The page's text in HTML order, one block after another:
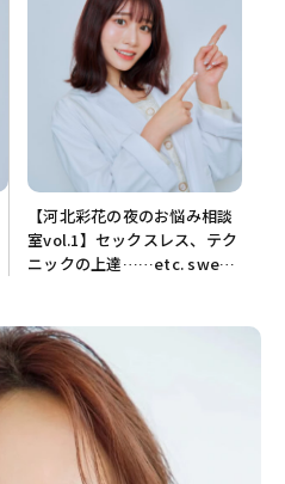
【河北彩花の夜のお悩み相談
室vol.1】セックスレス、テク
ニックの上達……etc. sweet